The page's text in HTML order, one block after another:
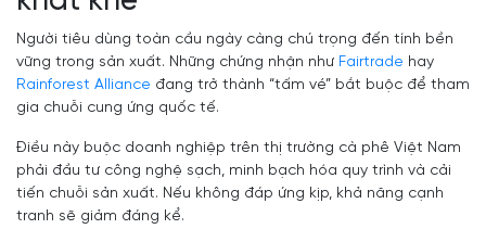
Người tiêu dùng toàn cầu ngày càng chú trọng đến tính bền
vững trong sản xuất. Những chứng nhận như Fairtrade hay
Rainforest Alliance đang trở thành “tấm vé” bắt buộc để tham
gia chuỗi cung ứng quốc tế.
Điều này buộc doanh nghiệp trên thị trường cà phê Việt Nam
phải đầu tư công nghệ sạch, minh bạch hóa quy trình và cải
tiến chuỗi sản xuất. Nếu không đáp ứng kịp, khả năng cạnh
tranh sẽ giảm đáng kể.